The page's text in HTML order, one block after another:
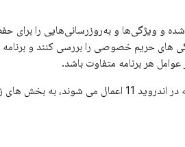
شده و ویژگی‌ها و به‌روزرسانی‌هایی را
های حریم خصوصی را بررسی کنند و برنامه
هر برنامه متفاوت باشد.
زیر نگاه کنید.